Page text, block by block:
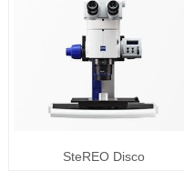
SteREO Disco